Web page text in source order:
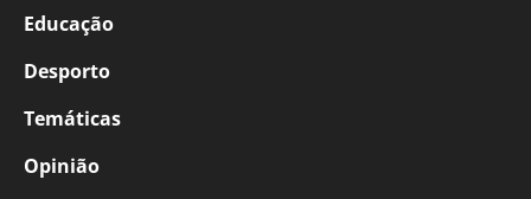
Educação
Desporto
Temáticas
Opinião